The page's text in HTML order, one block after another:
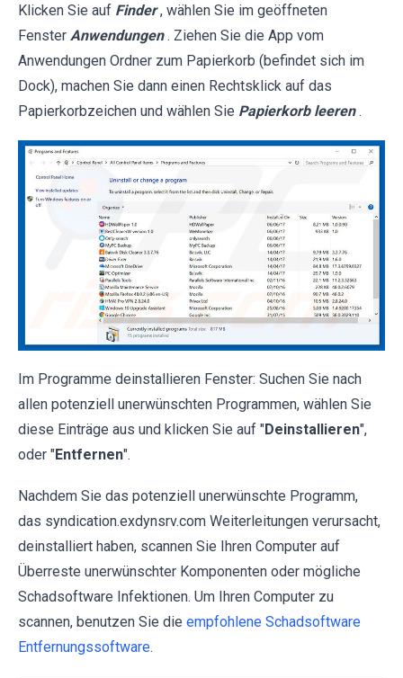
Klicken Sie auf Finder , wählen Sie im geöffneten
Fenster Anwendungen . Ziehen Sie die App vom
Anwendungen Ordner zum Papierkorb (befindet sich im
Dock), machen Sie dann einen Rechtsklick auf das
Papierkorbzeichen und wählen Sie Papierkorb leeren .
Im Programme deinstallieren Fenster: Suchen Sie nach
allen potenziell unerwünschten Programmen, wählen Sie
diese Einträge aus und klicken Sie auf "Deinstallieren",
oder "Entfernen".
Nachdem Sie das potenziell unerwünschte Programm,
das syndication.exdynsrv.com Weiterleitungen verursacht,
deinstalliert haben, scannen Sie Ihren Computer auf
Überreste unerwünschter Komponenten oder mögliche
Schadsoftware Infektionen. Um Ihren Computer zu
scannen, benutzen Sie die empfohlene Schadsoftware
Entfernungssoftware.